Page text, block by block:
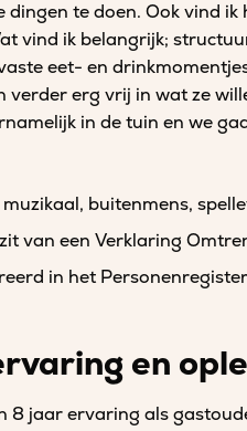
dingen te doen. Ook vind
vind ik belangrijk;
eet- en
verder erg vrij in wat ze
in de tuin en we
buitenmens,
van een Verklaring
in het
en
8 jaar ervaring als